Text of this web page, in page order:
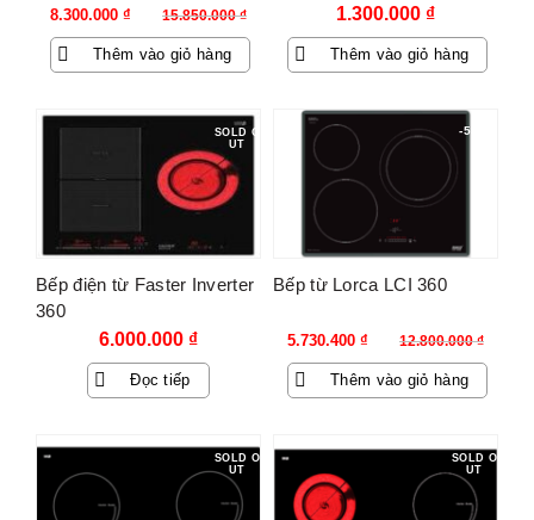
15.850.000₫
Giá
gốc
là:
8.300.000 ₫
Giá
hiện
tại
Thêm vào giỏ hàng
1.300.000 ₫
Thêm vào giỏ hàng
SOLD O
UT
Bếp điện từ Faster Inverter
360
6.000.000 ₫
Đọc tiếp
-55%
Bếp từ Lorca LCI 360
12.800.000₫
Giá
gốc
là:
5.730.400 ₫
Giá
hiện
tại
Thêm vào giỏ hàng
SOLD O
UT
SOLD O
UT